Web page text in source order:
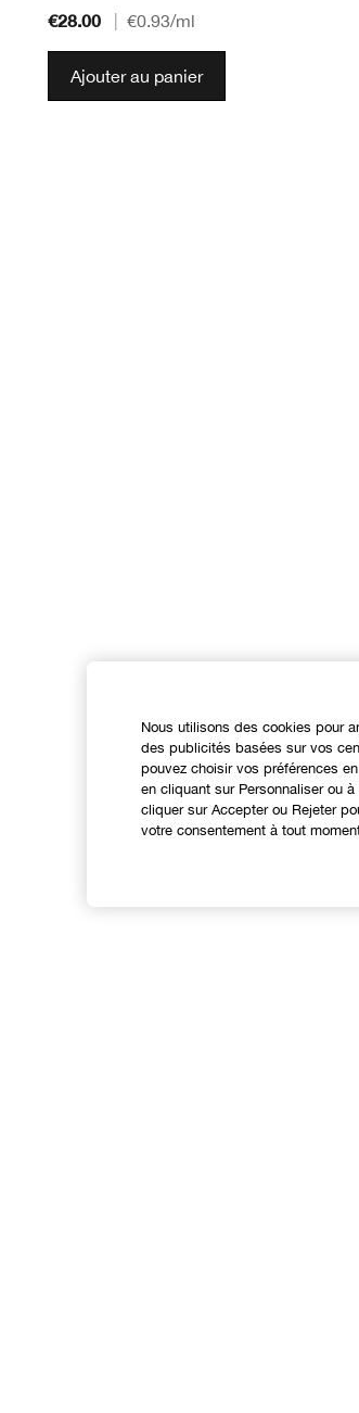
€28.00 €0.93/ml
Ajouter au panier
Nous utilisons des cookies pour
des publicités basées sur vos
pouvez choisir vos préférences
en cliquant sur Personnaliser ou
cliquer sur Accepter ou Rejeter
votre consentement à tout